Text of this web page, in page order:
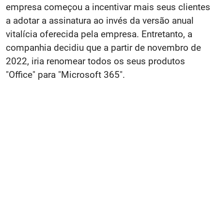
empresa começou a incentivar mais seus clientes
a adotar a assinatura ao invés da versão anual
vitalícia oferecida pela empresa. Entretanto, a
companhia decidiu que a partir de novembro de
2022, iria renomear todos os seus produtos
"Office" para "Microsoft 365".